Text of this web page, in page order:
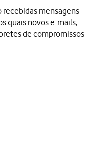
recebidas mensagens
quais novos e-mails,
de compromissos